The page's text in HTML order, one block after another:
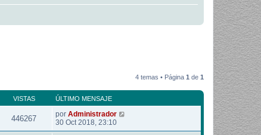
4 temas • Página 1 de 1
VISTAS ÚLTIMO MENSAJE
446267 por Administrador
30 Oct 2018, 23:10